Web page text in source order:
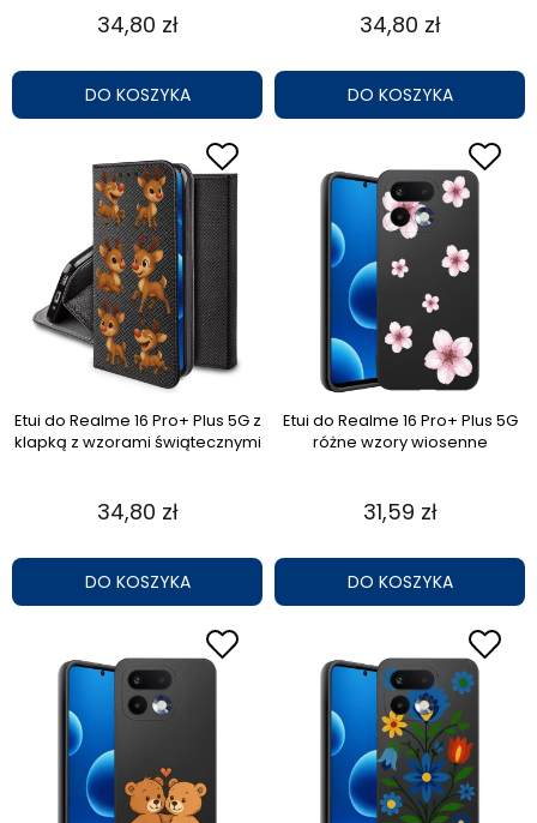
34,80 zł
DO KOSZYKA
34,80 zł
DO KOSZYKA
Etui do Realme 16 Pro+ Plus 5G z
klapką z wzorami świątecznymi
34,80 zł
DO KOSZYKA
Etui do Realme 16 Pro+ Plus 5G
różne wzory wiosenne
31,59 zł
DO KOSZYKA